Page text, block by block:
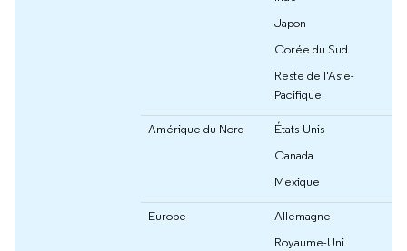
Japon
Corée du Sud
Reste de l'Asie-
Pacifique
Amérique du Nord
États-Unis
Canada
Mexique
Europe
Allemagne
Royaume-Uni